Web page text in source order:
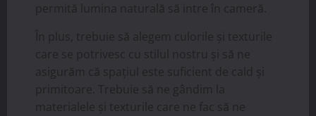
permită lumina naturală să intre în cameră.
În plus, trebuie să alegem culorile și texturile
care se potrivesc cu stilul nostru și să ne
asigurăm că spațiul este suficient de cald și
primitoare. Trebuie să ne gândim la
materialele și texturile care ne fac să ne